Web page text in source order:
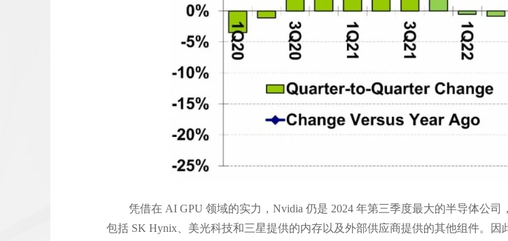
凭借在 AI GPU 领域的实力，Nvidia 仍是 2024 年第三季度最大的半导体公
包括 SK Hynix、美光科技和三星提供的内存以及外部供应商提供的其他组件。